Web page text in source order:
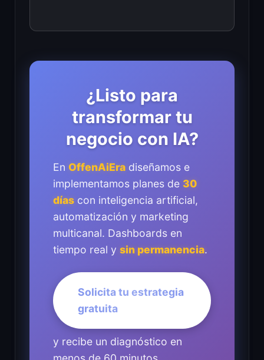
¿Listo para
transformar tu
negocio con IA?
En OffenAiEra diseñamos e
implementamos planes de 30
días con inteligencia artificial,
automatización y marketing
multicanal. Dashboards en
tiempo real y sin permanencia.
Solicita tu estrategia
gratuita
y recibe un diagnóstico en